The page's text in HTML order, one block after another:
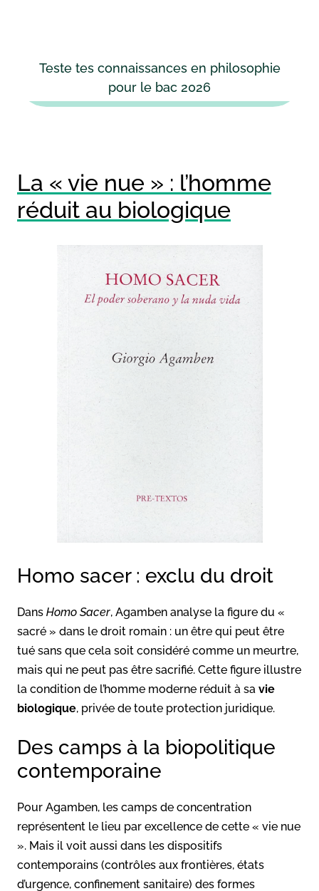
Teste tes connaissances en philosophie
pour le bac 2026
La « vie nue » : l’homme
réduit au biologique
Homo sacer : exclu du droit
Dans Homo Sacer, Agamben analyse la figure du «
sacré » dans le droit romain : un être qui peut être
tué sans que cela soit considéré comme un meurtre,
mais qui ne peut pas être sacrifié. Cette figure illustre
la condition de l’homme moderne réduit à sa vie
biologique, privée de toute protection juridique.
Des camps à la biopolitique
contemporaine
Pour Agamben, les camps de concentration
représentent le lieu par excellence de cette « vie nue
». Mais il voit aussi dans les dispositifs
contemporains (contrôles aux frontières, états
d’urgence, confinement sanitaire) des formes